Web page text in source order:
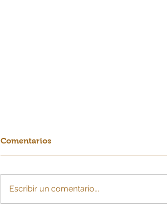
Comentarios
Escribir un comentario...